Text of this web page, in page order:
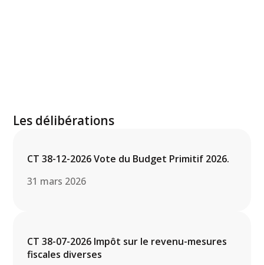
Les délibérations
CT 38-12-2026 Vote du Budget Primitif 2026.
31 mars 2026
CT 38-07-2026 Impôt sur le revenu-mesures
fiscales diverses